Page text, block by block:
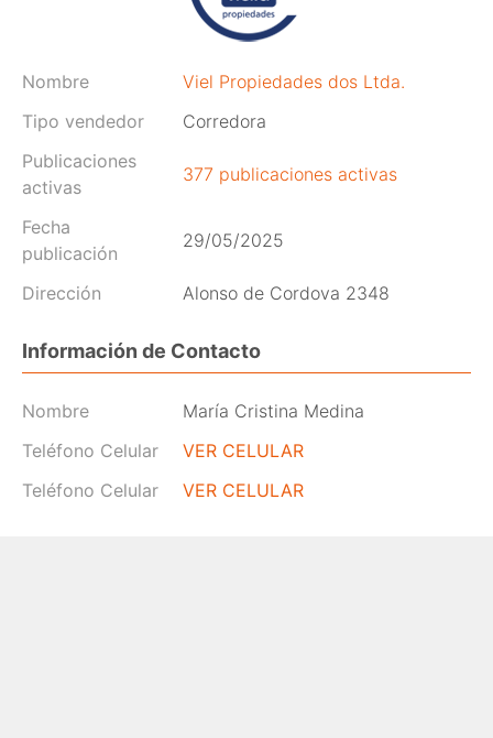
Nombre
Viel Propiedades dos Ltda.
Tipo vendedor
Corredora
Publicaciones
activas
377 publicaciones activas
Fecha
publicación
29/05/2025
Dirección Alonso de Cordova 2348
Información de Contacto
Nombre
María Cristina Medina
Teléfono Celular
VER CELULAR
Teléfono Celular
VER CELULAR